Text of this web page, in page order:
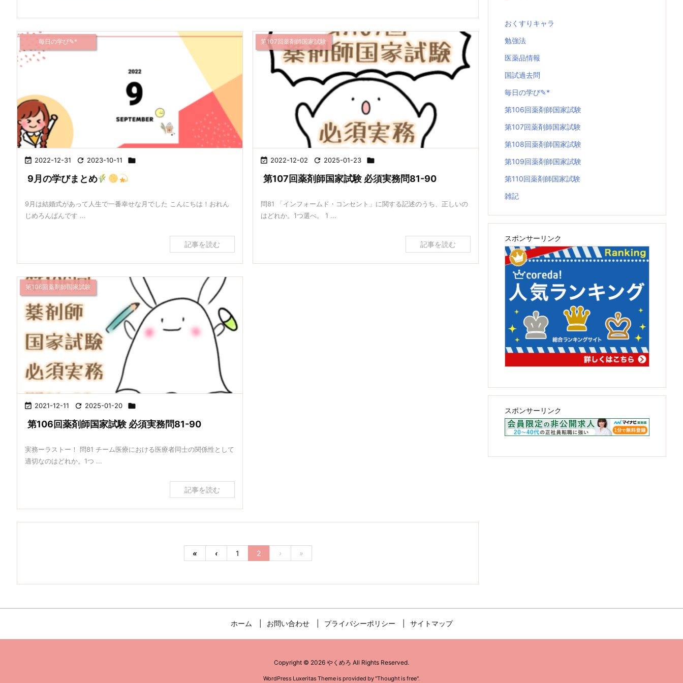
 2022-12-31  2023-10-11 
毎日の学び✎*
9月の学びまとめ
9月は結婚式があって人生で一番幸せな月でした こんにちは！おれん
じめろんぱんです ...
記事を読む
 2022-12-02  2025-01-23 
第107回薬剤師国家試験
第107回薬剤師国家試験 必須実務問81-90
問81 「インフォームド・コンセント」に関する記述のうち、正しいの
はどれか。1つ選べ。 1 ...
記事を読む
 2021-12-11  2025-01-20 
第106回薬剤師国家試験
第106回薬剤師国家試験 必須実務問81-90
実務ーラストー！ 問81 チーム医療における医療者同士の関係性として
適切なのはどれか。1つ ...
記事を読む
« ‹ 1 2 › »
おくすりキャラ
勉強法
医薬品情報
国試過去問
毎日の学び✎*
第106回薬剤師国家試験
第107回薬剤師国家試験
第108回薬剤師国家試験
第109回薬剤師国家試験
第110回薬剤師国家試験
雑記
スポンサーリンク
スポンサーリンク
ホーム お問い合わせ プライバシーポリシー サイトマップ
Copyright © 2026 やくめろ All Rights Reserved.
WordPress Luxeritas Theme is provided by "Thought is free".